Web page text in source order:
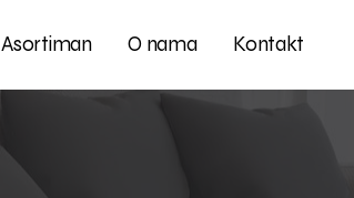
Asortiman O nama Kontakt